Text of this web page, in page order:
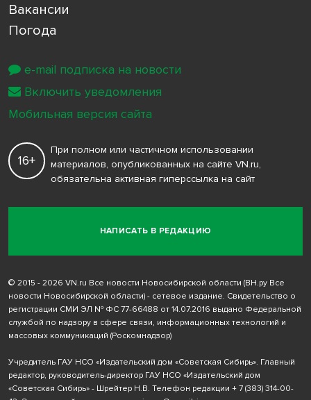
Вакансии
Погода
НАПИСАТЬ В РЕДАКЦИЮ
16+
При полном или частичном использовании
материалов, опубликованных на сайте VN.ru,
обязательна активная гиперссылка на сайт
© 2015 - 2026 VN.ru Все новости Новосибирской области (ВН.ру Все
новости Новосибирской области) - сетевое издание. Свидетельство о
регистрации СМИ ЭЛ № ФС 77-66488 от 14.07.2016 выдано Федеральной
службой по надзору в сфере связи, информационных технологий и
массовых коммуникаций (Роскомнадзор)
Учредитель ГАУ НСО «Издательский дом «Советская Сибирь». Главный
редактор, руководитель-директор ГАУ НСО «Издательский дом
«Советская Сибирь» - Шрейтер Н.В. Телефон редакции + 7 (383) 314-00-
e-mail подписка на новости
Включить уведомления
Мобильная версия сайта